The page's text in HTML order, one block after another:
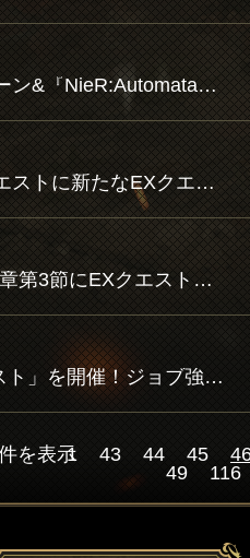
謹賀新年2024キャンペーン&『NieR:Automata』コラボ復刻記念キャンペーン第2弾を開催！
NieRコラボイベントクエストに新たなEXクエストを追加！コラボ武具「ポッド042（装飾品）」のクラフト・強化素材をGETしよう！
アナザーストーリー第3章第3節にEXクエストを追加！SSR武具「星光の剣（剣）」をGETしよう！
「極光の戦士育成クエスト」を開催！ジョブ強化素材を獲得しよう！
を表示
1 43 44 45
49
116